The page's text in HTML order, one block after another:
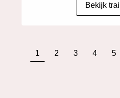
Bekijk
1 2 3 4 5